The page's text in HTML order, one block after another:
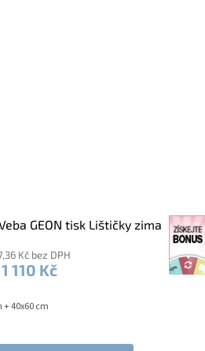
GEON tisk Lištičky zima
Kč bez DPH
1 110 Kč
+ 40x60 cm